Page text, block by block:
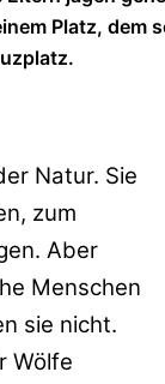
Platz, dem
Natur. Sie
zum
Aber
Menschen
sie nicht.
Wölfe